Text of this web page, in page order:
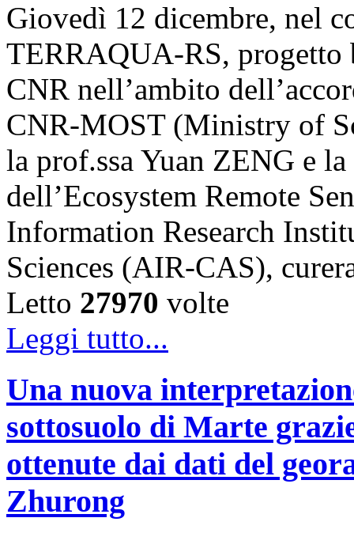
Giovedì 12 dicembre, nel
TERRAQUA-RS, progetto
CNR nell’ambito
CNR-MOST (Ministry of
la prof.ssa Yuan ZENG e
dell’Ecosystem Remote
Information Research
Sciences (AIR-CAS),
Letto 27970 volte
Leggi tutto...
Una nuova
sottosuolo di Marte
ottenute dai dati del
Zhurong